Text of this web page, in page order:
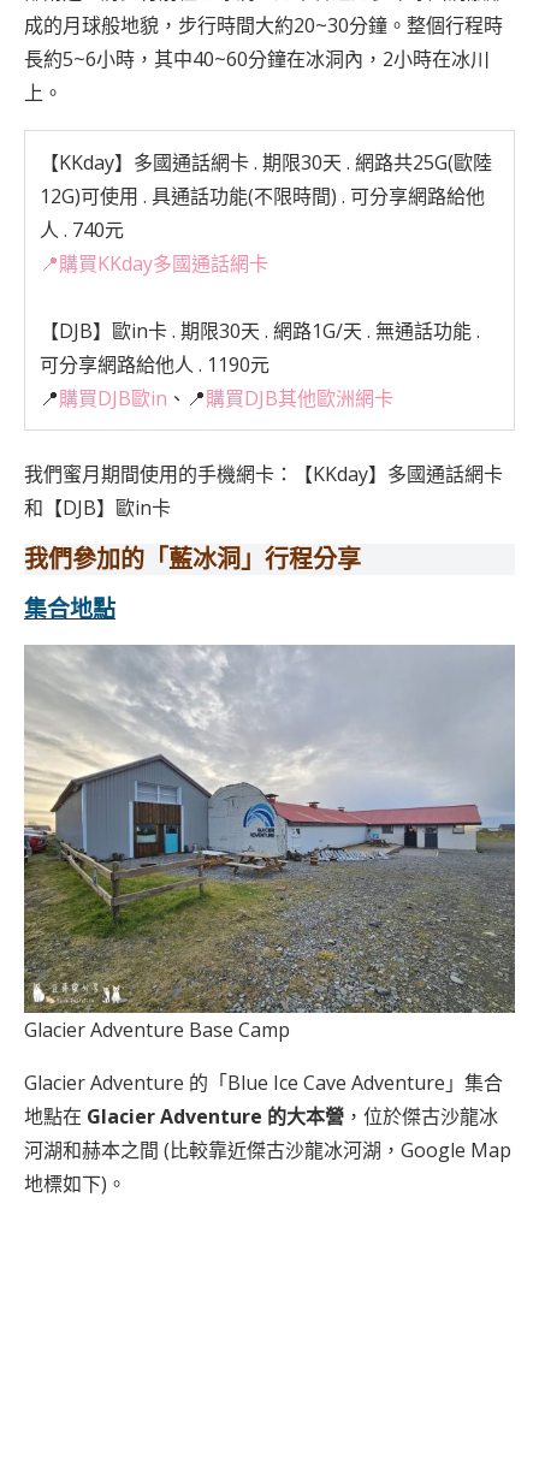
成的月球般地貌，步行時間大約20~30分鐘。整個行程時
長約5~6小時，其中40~60分鐘在冰洞內，2小時在冰川
上。
【KKday】多國通話網卡. 期限30天 . 網路共25G(歐陸
12G)可使用 . 具通話功能(不限時間) . 可分享網路給他
人 . 740元
📍購買KKday多國通話網卡
【DJB】歐in卡. 期限30天 . 網路1G/天 . 無通話功能 .
可分享網路給他人 . 1190元
📍購買DJB歐in 、📍購買DJB其他歐洲網卡
我們蜜月期間使用的手機網卡：
【KKday】多國通話網卡
和 【DJB】歐in卡
我們參加的「藍冰洞」行程分享
集合地點
Glacier Adventure Base Camp
Glacier Adventure 的「Blue Ice Cave Adventure」集合
地點在 Glacier Adventure 的大本營 ，位於傑古沙龍冰
河湖和赫本之間 (比較靠近傑古沙龍冰河湖，Google Map
地標如下)。